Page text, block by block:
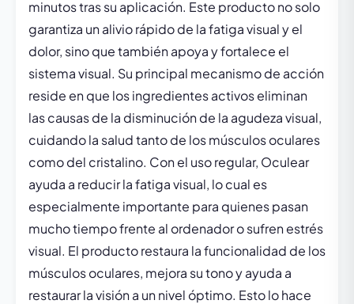
minutos tras su aplicación. Este producto no solo
garantiza un alivio rápido de la fatiga visual y el
dolor, sino que también apoya y fortalece el
sistema visual. Su principal mecanismo de acción
reside en que los ingredientes activos eliminan
las causas de la disminución de la agudeza visual,
cuidando la salud tanto de los músculos oculares
como del cristalino. Con el uso regular, Oculear
ayuda a reducir la fatiga visual, lo cual es
especialmente importante para quienes pasan
mucho tiempo frente al ordenador o sufren estrés
visual. El producto restaura la funcionalidad de los
músculos oculares, mejora su tono y ayuda a
restaurar la visión a un nivel óptimo. Esto lo hace